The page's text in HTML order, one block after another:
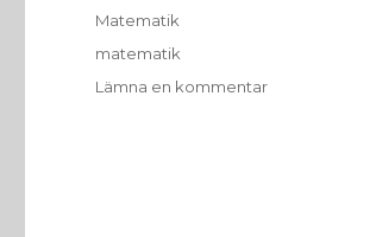
Kategorier
Matematik
Etiketter
matematik
Lämna en kommentartill